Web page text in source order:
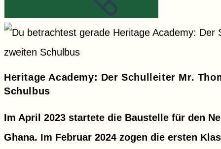
Heritage Academy: Der Schulleiter Mr.
Schulbus
Im April 2023 startete die Baustelle für den
Ghana. Im Februar 2024 zogen die ersten